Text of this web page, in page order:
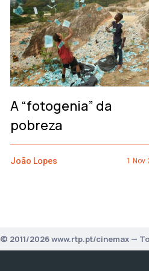
A “fotogenia” da
pobreza
João Lopes 1 Nov
© 2011/2026 www.rtp.pt/cinemax —